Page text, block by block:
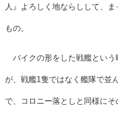
人』よろしく地ならしして、
もの。
バイクの形をした戦艦という
が、戦艦1 隻ではなく艦隊で並
で、コロニー落としと同様にそ